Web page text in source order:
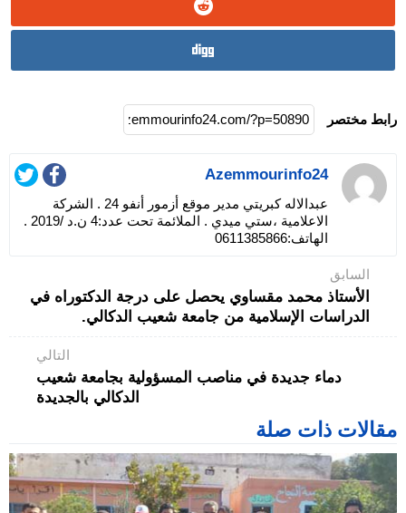
رابط مختصر
Azemmourinfo24
عبدالاله كبريتي مدير موقع أزمور أنفو 24 . الشركة
الاعلامية ،ستي ميدي . الملائمة تحت عدد:4 ن.د /2019 .
الهاتف:0611385866
السابق
الأستاذ محمد مقساوي يحصل على درجة الدكتوراه في
الدراسات الإسلامية من جامعة شعيب الدكالي.
التالي
دماء جديدة في مناصب المسؤولية بجامعة شعيب
الدكالي بالجديدة
مقالات ذات صلة